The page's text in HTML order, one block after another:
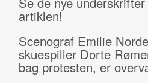
artiklen!
Scenograf Emilie
skuespiller Dorte
bag protesten, er